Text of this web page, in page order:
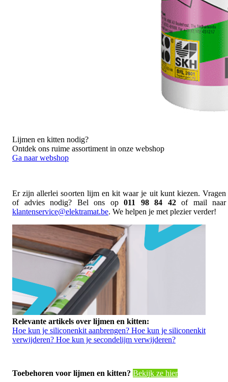
Lijmen en kitten nodig?
Ontdek ons ruime assortiment in onze webshop
Ga naar webshop
Er zijn allerlei soorten lijm en kit waar je uit kunt kiezen. Vragen
of advies nodig? Bel ons op 011 98 84 42of mail naar
klantenservice@elektramat.be. We helpen je met plezier verder!
Relevante artikels over lijmen en kitten:
Hoe kun je siliconenkit aanbrengen? Hoe kun je siliconenkit
verwijderen? Hoe kun je secondelijm verwijderen?
Toebehoren voor lijmen en kitten? Bekijk ze hier